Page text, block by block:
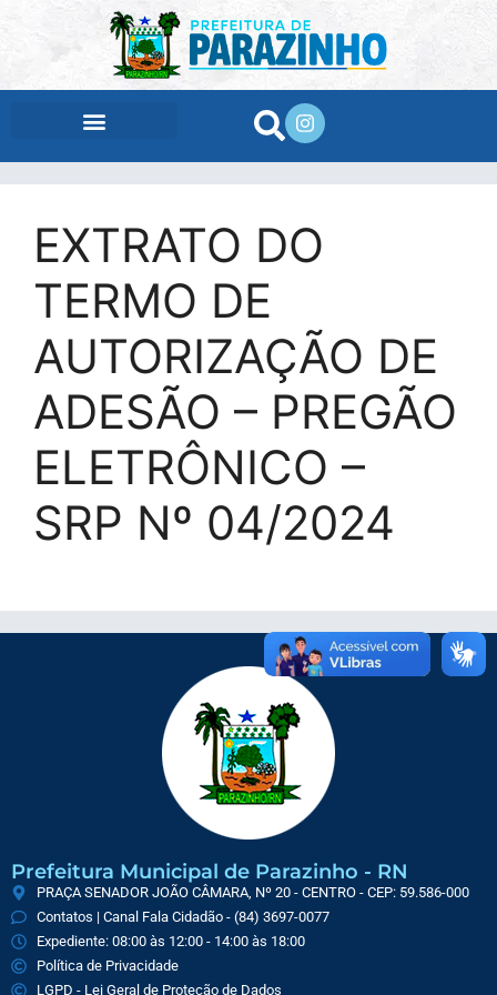
EXTRATO DO
TERMO DE
AUTORIZAÇÃO DE
ADESÃO – PREGÃO
ELETRÔNICO –
SRP Nº 04/2024
Prefeitura Municipal de Parazinho - RN
PRAÇA SENADOR JOÃO CÂMARA, Nº 20 - CENTRO - CEP: 59.586-000
Contatos | Canal Fala Cidadão - (84) 3697-0077
Expediente: 08:00 às 12:00 - 14:00 às 18:00
Política de Privacidade
LGPD - Lei Geral de Proteção de Dados